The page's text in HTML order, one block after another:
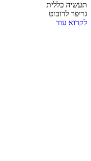
תעשיה כללית
גריפר לרובוט
לקרוא עוד